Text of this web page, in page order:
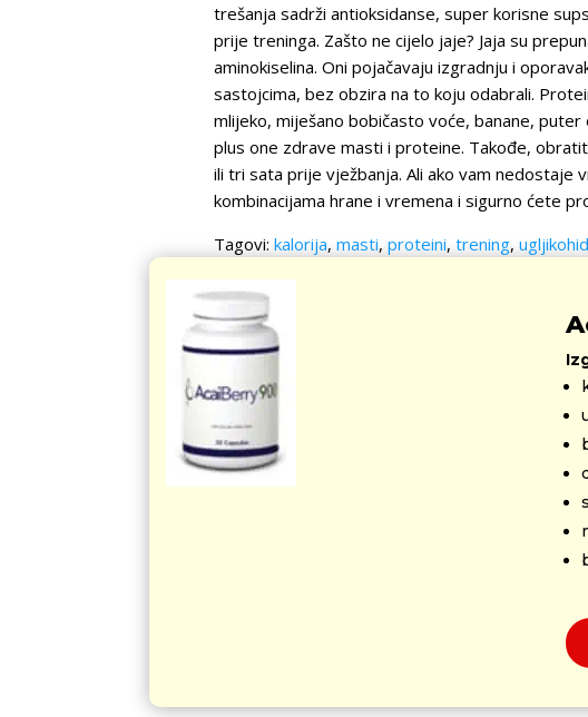
trešanja sadrži antioksidanse, super korisne
prije treninga. Zašto ne cijelo jaje? Jaja su
aminokiselina. Oni pojačavaju izgradnju i
sastojcima, bez obzira na to koju odabrali.
mlijeko, miješano bobičasto voće, banane,
plus one zdrave masti i proteine. Takođe,
ili tri sata prije vježbanja. Ali ako vam
kombinacijama hrane i vremena i sigurno ćete
Tagovi: kalorija, masti, proteini, trening,